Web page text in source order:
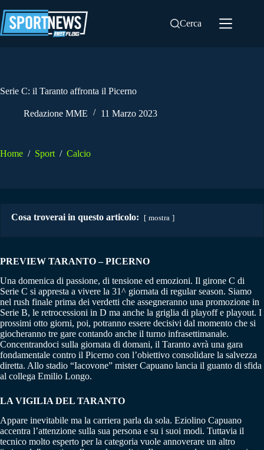
al
contenuto
Cerca
Serie C: il Taranto affronta il Picerno
Redazione MME 11 Marzo 2023
Home / Sport / Calcio
Cosa troverai in questo articolo: mostra
PREVIEW TARANTO – PICERNO
Una domenica di passione, di tensione ed emozioni. Il girone C di
Serie C si appresta a vivere la 31^ giornata di regular season. Siamo
nel rush finale prima dei verdetti che assegneranno una promozione in
Serie B, le retrocessioni in D ma anche la griglia di playoff e playout. I
prossimi otto giorni, poi, potranno essere decisivi dal momento che si
giocheranno tre gare contando anche il turno infrasettimanale.
Concentrandoci sulla giornata di domani, il Taranto avrà una gara
fondamentale contro il Picerno con l’obiettivo consolidare la salvezza
diretta. Allo stadio “Iacovone” mister Capuano lancia il guanto di sfida
al collega Emilio Longo.
LA VIGILIA DEL TARANTO
Appare inevitabile ma la carriera parla da sola. Eziolino Capuano
accentra l’attenzione sulla sua persona e su i suoi modi. Tuttavia il
tecnico molto esperto per la categoria vuole annoverare un altro